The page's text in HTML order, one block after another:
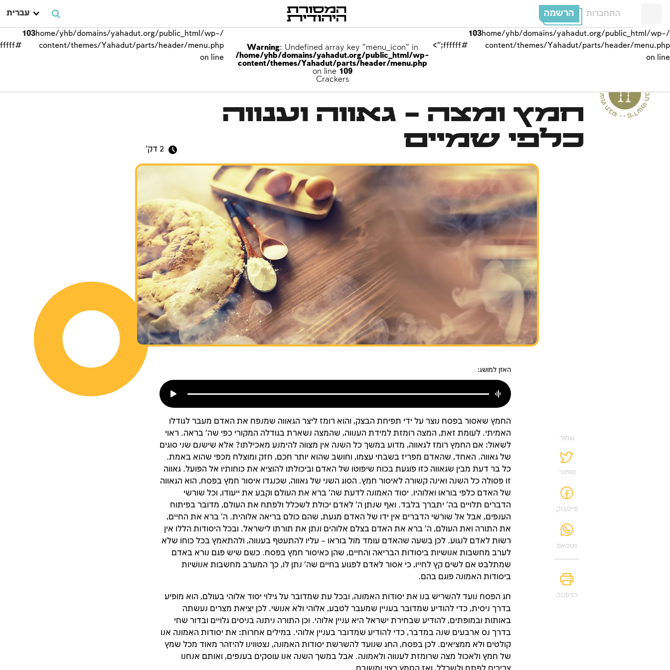
עברית הרשמה התחברות
/home/yhb/domains/yahadut.org/public_html/wp-
content/themes/Yahadut/parts/header/menu.php
on line
103
#ffffff;">
Warning: Undefined array key "menu_icon" in
/home/yhb/domains/yahadut.org/public_html/wp-
content/themes/Yahadut/parts/header/menu.php
on line 109
Crackers
/home/yhb/domains/yahadut.org/public_html/wp-
content/themes/Yahadut/parts/header/menu.php
on line
103
#ffffff;">
--
ש
ב
ת
ו
מ
ו
ע
ד
י
ם
-
ש
בת ומוע
ד
י
ם
-
ש
ב
ת
ומ
וע
ד
ים חמץ ומצה – גאווה וענווה
כלפי שמיים
2 דק'
האזן למושג:
שמור
טוויטר
פייסבוק
ווטסאפ
הדפסה
החמץ שאסור בפסח נוצר על ידי תפיחת הבצק, והוא רומז ליצר הגאווה שמנפח את האדם מעבר לגודלו
האמיתי. לעומת זאת, המצה רומזת למידת הענווה, שהמצה נשארת בגודלה המקורי כפי שה' בראה. ראוי
לשאול: אם החמץ רומז לגאווה, מדוע במשך כל השנה אין מצווה להימנע מאכילתו? אלא שישנם שני סוגים
של גאווה. האחד, שהאדם מפריז בשבחי עצמו, וחושב שהוא יותר חכם, חזק ומוצלח מכפי שהוא באמת.
כל בר דעת מבין שגאווה כזו פוגעת בכוח שיפוטו של האדם וביכולתו להוציא את כוחותיו אל הפועל. גאווה
זו פסולה כל השנה ואינה קשורה לאיסור חמץ. הסוג השני של גאווה, שכנגדו איסור חמץ בפסח, הוא הגאווה
של האדם כלפי בוראו ואלוהיו. יסוד האמונה לדעת שה' ברא את העולם וקבע את ייעודו, וכל שורשי
הדברים תלויים בה' יתברך בלבד. ואף שנתן ה' לאדם יכולת לשכלל ולפתח את העולם, מדובר בפיתוח
הענפים, אבל אל שורשי הדברים אין ידו של האדם מגעת, שהם כולם בריאה אלוהית. ה' ברא את החיים,
את התורה ואת העולם, ה' ברא את האדם בצלם אלוהים ונתן את תורתו לישראל. ובכל היסודות הללו אין
רשות לאדם לנגוע. לכן בשעה שהאדם עומד מול בוראו – עליו להתעטף בענווה, ולהתאמץ בכל כוחו שלא
לערב מחשבות אנושיות ביסודות הבריאה והחיים, שהן כאיסור חמץ בפסח. כשם שיש פגם נורא באדם
שמתלבט אם לשים קץ לחייו, כי אסור לאדם לפגוע בחיים שה' נתן לו, כך המערב מחשבות אנושיות
ביסודות האמונה פוגם בהם.
חג הפסח נועד להשריש בנו את יסודות האמונה, ובכל עת שמדובר על גילוי יסוד אלוהי בעולם, הוא מופיע
בדרך ניסית, כדי להודיע שמדובר בעניין שמעבר לטבע, אלוהי ולא אנושי. לכן יציאת מצרים נעשתה
באותות ובמופתים, להודיע שבחירת ישראל היא עניין אלוהי. וכן התורה ניתנה בניסים גלויים ובדור שחי
בדרך נס ארבעים שנה במדבר, כדי להודיע שמדובר בעניין אלוהי. במילים אחרות: את יסודות האמונה אנו
קולטים ולא ממציאים. לכן בפסח, החג שנועד להשרשת יסודות האמונה, נצטווינו להיזהר מאוד מכל שמץ
של חמץ ולאכול מצה שרומזת לענווה ולאמונה. אבל במשך השנה אנו עוסקים בענפים, ואותם אנחנו
זמן להתחבר לחשבון שלך
לסימון המושג כנלמד, יש להתחבר לחשבון או להירשם
הרשמה התחברות